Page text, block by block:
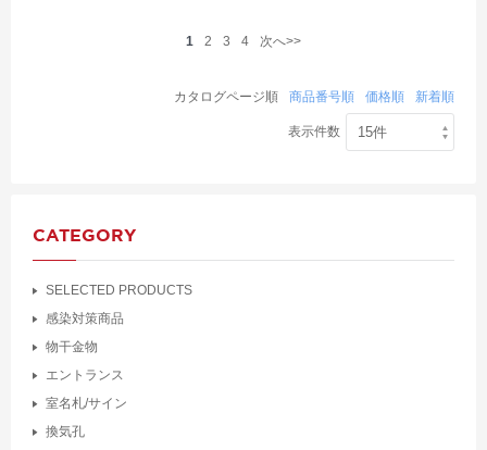
1 2 3 4 次へ>>
カタログページ順 商品番号順 価格順 新着順
表示件数
CATEGORY
SELECTED PRODUCTS
感染対策商品
物干金物
エントランス
室名札/サイン
換気孔